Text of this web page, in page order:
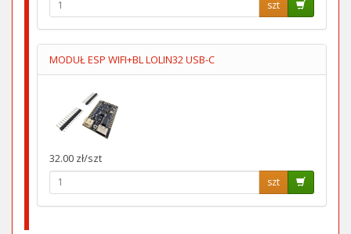
szt
MODUŁ ESP WIFI+BL LOLIN32 USB-C
32.00 zł/szt
szt